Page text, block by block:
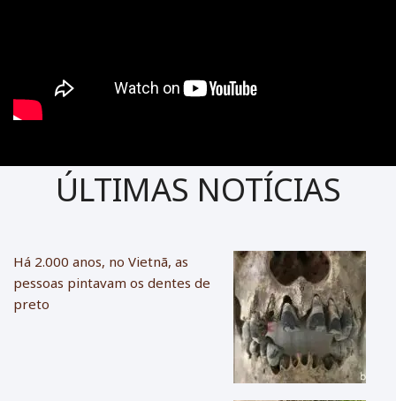
ÚLTIMAS NOTÍCIAS
Há 2.000 anos, no Vietnã, as
pessoas pintavam os dentes de
preto